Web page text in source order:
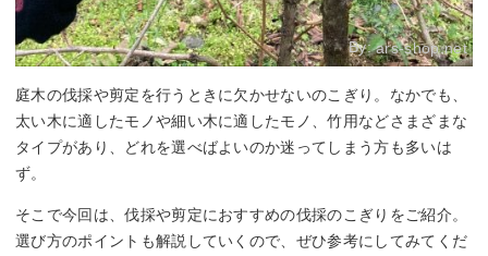
By:ars-shop.net
庭木の伐採や剪定を行うときに欠かせないのこぎり。なかでも、
太い木に適したモノや細い木に適したモノ、竹用などさまざまな
タイプがあり、どれを選べばよいのか迷ってしまう方も多いは
ず。
そこで今回は、伐採や剪定におすすめの伐採のこぎりをご紹介。
選び方のポイントも解説していくので、ぜひ参考にしてみてくだ